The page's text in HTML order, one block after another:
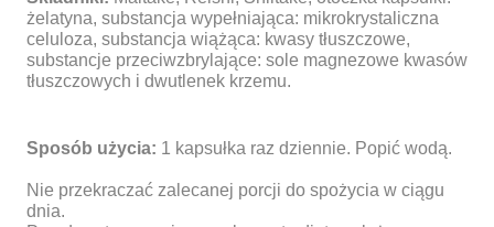
żelatyna, substancja wypełniająca: mikrokrystaliczna
celuloza, substancja wiążąca: kwasy tłuszczowe,
substancje przeciwzbrylające: sole magnezowe kwasów
tłuszczowych i dwutlenek krzemu.
Sposób użycia: 1 kapsułka raz dziennie. Popić wodą.
Nie przekraczać zalecanej porcji do spożycia w ciągu
dnia.